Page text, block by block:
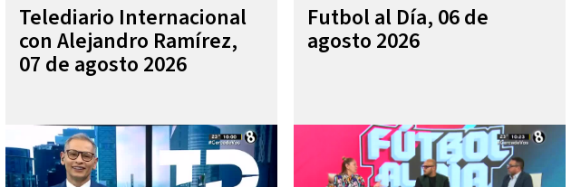
Telediario Internacional
con Alejandro Ramírez,
07 de agosto 2026
Futbol al Día, 06 de
agosto 2026